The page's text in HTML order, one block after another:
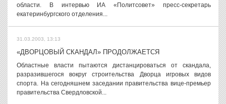
области. В интервью ИА «Политсовет» пресс-секретарь
екатеринбургского отделения...
31.03.2003, 13:13
«ДВОРЦОВЫЙ СКАНДАЛ» ПРОДОЛЖАЕТСЯ
Областные власти пытаются дистанцироваться от скандала,
разразившегося вокруг строительства Дворца игровых видов
спорта. На сегодняшнем заседании правительства вице-премьер
правительства Свердловской...